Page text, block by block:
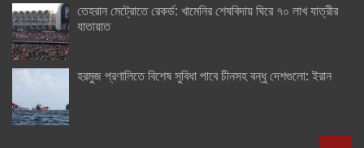
তেহরান মেট্রোতে রেকর্ড: খামেনির শেষবিদায় ঘিরে ৭০ লাখ যাত্রীর
যাতায়াত
হরমুজ প্রণালিতে বিশেষ সুবিধা পাবে চীনসহ বন্ধু দেশগুলো: ইরান